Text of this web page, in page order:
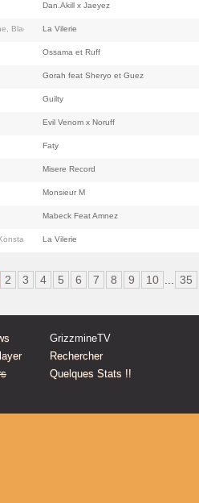
Dan.Akill x Jaeyez
Black Ambaz, L'Officier Zen, Ba-Kha, Sekel du
La Vilerie
Ossama et Ruff
Gorah feat Sheryo et Guez
Guilty
Evil Venom x Noruff
Faty
Misere Record
Monsieur M
Mabeck Feat Amnez
Big Mak, Kaf Nocif
La Vilerie
2 3 4 5 6 7 8 9 10 35
GrizzmineTV
Rechercher
Quelques Stats !!